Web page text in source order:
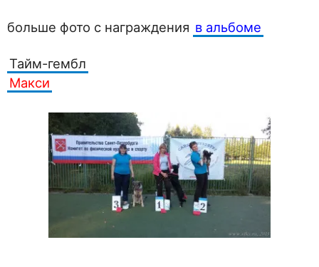
больше фото с награждения в альбоме
Тайм-гембл
Макси